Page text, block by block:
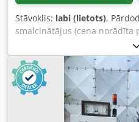
Stāvoklis: labi (lietots),
smalcinātājus (cena norādīta
Iekārtas tika izmantotas
izmantot arī citu sintētisko
iekārtas ir pielāgotas
(smalcinātājs Nr. 1,
115 cm / Augstums: 210 cm -
Rotora/nazīša platums: 55 cm